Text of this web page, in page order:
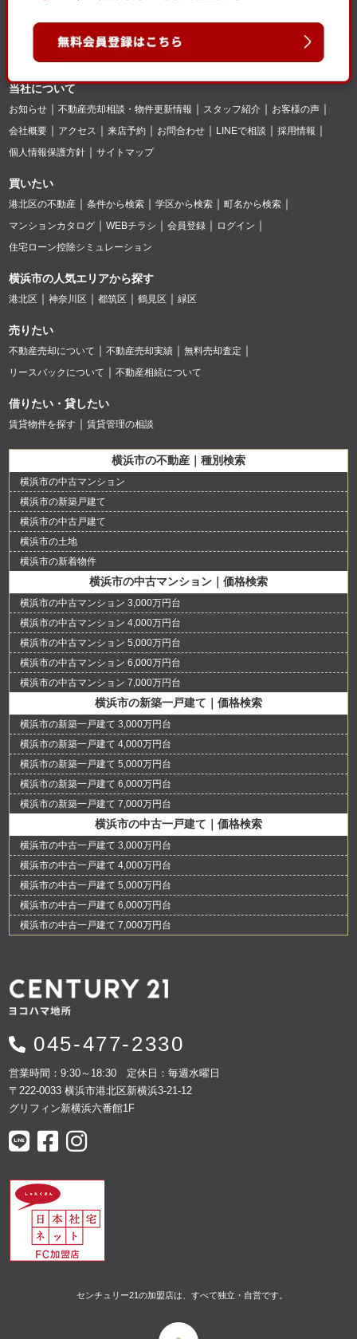
当社について
お知らせ 不動産売却相談・物件更新情報 スタッフ紹介
お客様の声
会社概要
アクセス 来店予約 お問合わせ LINEで相談
採用情報
個人情報保護方針
サイトマップ
買いたい
港北区の不動産 条件から検索 学区から検索
町名から検索
マンションカタログ
WEBチラシ 会員登録
ログイン
住宅ローン控除シミュレーション
横浜市の人気エリアから探す
港北区 神奈川区 都筑区 鶴見区 緑区
売りたい
不動産売却について 不動産売却実績
無料売却査定
リースバックについて
不動産相続について
借りたい・貸したい
賃貸物件を探す 賃貸管理の相談
横浜市の不動産｜種別検索
横浜市の中古マンション
横浜市の新築戸建て
横浜市の中古戸建て
横浜市の土地
横浜市の新着物件
横浜市の中古マンション｜価格検索
横浜市の中古マンション 3,000万円台
横浜市の中古マンション 4,000万円台
横浜市の中古マンション 5,000万円台
横浜市の中古マンション 6,000万円台
横浜市の中古マンション 7,000万円台
横浜市の新築一戸建て｜価格検索
横浜市の新築一戸建て 3,000万円台
横浜市の新築一戸建て 4,000万円台
横浜市の新築一戸建て 5,000万円台
横浜市の新築一戸建て 6,000万円台
横浜市の新築一戸建て 7,000万円台
横浜市の中古一戸建て｜価格検索
横浜市の中古一戸建て 3,000万円台
横浜市の中古一戸建て 4,000万円台
横浜市の中古一戸建て 5,000万円台
横浜市の中古一戸建て 6,000万円台
横浜市の中古一戸建て 7,000万円台
045-477-2330
営業時間：9:30～18:30 定休日：毎週水曜日
〒222-0033 横浜市港北区新横浜3-21-12
グリフィン新横浜六番館1F
センチュリー21の加盟店は、すべて独立・自営です。